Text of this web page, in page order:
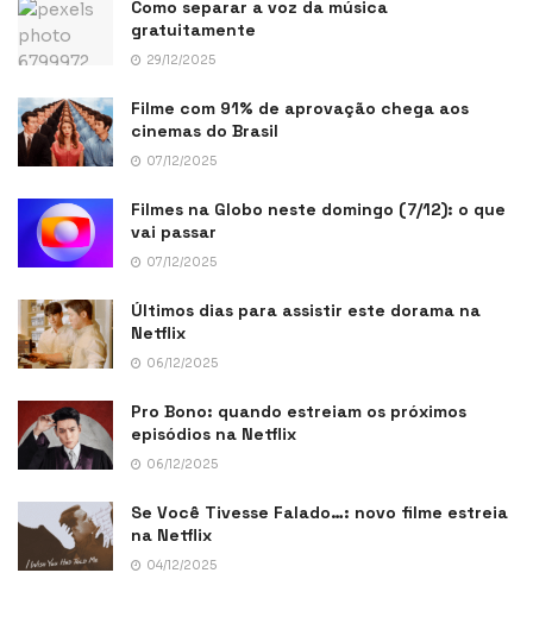
Como separar a voz da música
gratuitamente
29/12/2025
Filme com 91% de aprovação chega aos
cinemas do Brasil
07/12/2025
Filmes na Globo neste domingo (7/12): o que
vai passar
07/12/2025
Últimos dias para assistir este dorama na
Netflix
06/12/2025
Pro Bono: quando estreiam os próximos
episódios na Netflix
06/12/2025
Se Você Tivesse Falado…: novo filme estreia
na Netflix
04/12/2025